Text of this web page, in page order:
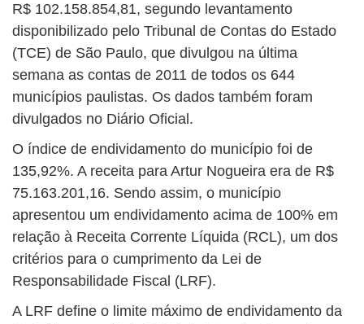
R$ 102.158.854,81, segundo levantamento
disponibilizado pelo Tribunal de Contas do Estado
(TCE) de São Paulo, que divulgou na última
semana as contas de 2011 de todos os 644
municípios paulistas. Os dados também foram
divulgados no Diário Oficial.
O índice de endividamento do município foi de
135,92%. A receita para Artur Nogueira era de R$
75.163.201,16. Sendo assim, o município
apresentou um endividamento acima de 100% em
relação à Receita Corrente Líquida (RCL), um dos
critérios para o cumprimento da Lei de
Responsabilidade Fiscal (LRF).
A LRF define o limite máximo de endividamento da